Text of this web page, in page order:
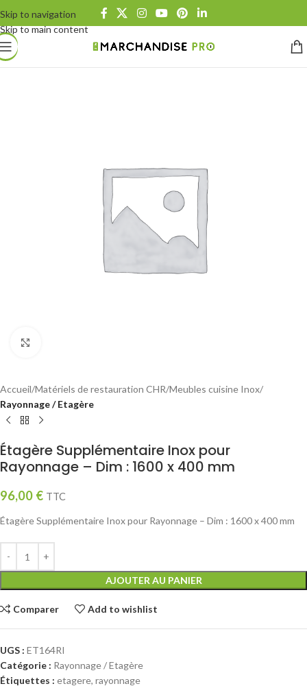
Skip to navigation
Skip to main content
Accueil Matériels de restauration CHR Meubles cuisine Inox
Rayonnage / Etagère
Étagère Supplémentaire Inox pour
Rayonnage – Dim : 1600 x 400 mm
96,00 € TTC
Étagère Supplémentaire Inox pour Rayonnage – Dim : 1600 x 400 mm
AJOUTER AU PANIER
Comparer Add to wishlist
UGS : ET164RI
Catégorie : Rayonnage / Etagère
Étiquettes : etagere, rayonnage